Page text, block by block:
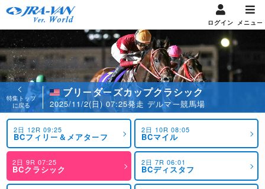
ログイン メニュー
特集トップ
に戻る
ブリーダーズカップクラシック
2025/11/2(日) 07:25発走 デルマー競馬場
2日 12R 09:25
BCフィリー＆メアターフ
2日 10R 08:05
BCマイル
2日 9R 07:25
BCクラシック
2日 7R 06:01
BCディスタフ